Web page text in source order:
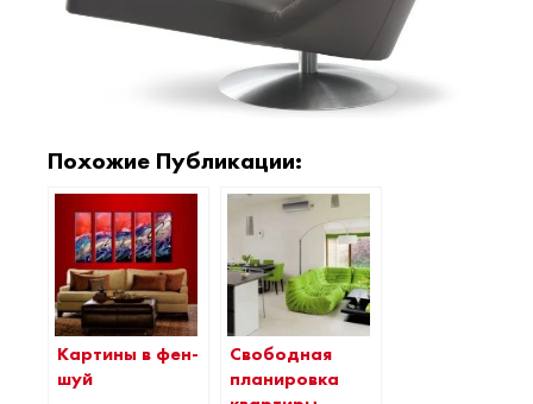
Похожие Публикации:
Картины в фен-
шуй
Свободная
планировка